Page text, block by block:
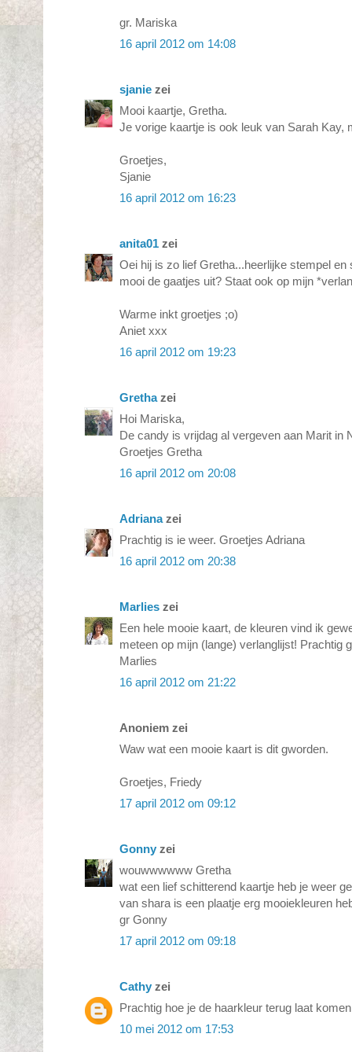
gr. Mariska
16 april 2012 om 14:08
sjanie zei
Mooi kaartje, Gretha.
Je vorige kaartje is ook leuk van Sarah Kay,
Groetjes,
Sjanie
16 april 2012 om 16:23
anita01 zei
Oei hij is zo lief Gretha...heerlijke stempel
mooi de gaatjes uit? Staat ook op mijn
Warme inkt groetjes ;o)
Aniet xxx
16 april 2012 om 19:23
Grethazei
Hoi Mariska,
De candy is vrijdag al vergeven aan Marit in
Groetjes Gretha
16 april 2012 om 20:08
Adrianazei
Prachtig is ie weer. Groetjes Adriana
16 april 2012 om 20:38
Marlies zei
Een hele mooie kaart, de kleuren vind ik
meteen op mijn (lange) verlanglijst! Prachtig
Marlies
16 april 2012 om 21:22
Anoniem zei
Waw wat een mooie kaart is dit gworden.
Groetjes, Friedy
17 april 2012 om 09:12
Gonny zei
wouwwwwww Gretha
wat een lief schitterend kaartje heb je weer
van shara is een plaatje erg mooiekleuren
gr Gonny
17 april 2012 om 09:18
Cathy zei
Prachtig hoe je de haarkleur terug laat
10 mei 2012 om 17:53